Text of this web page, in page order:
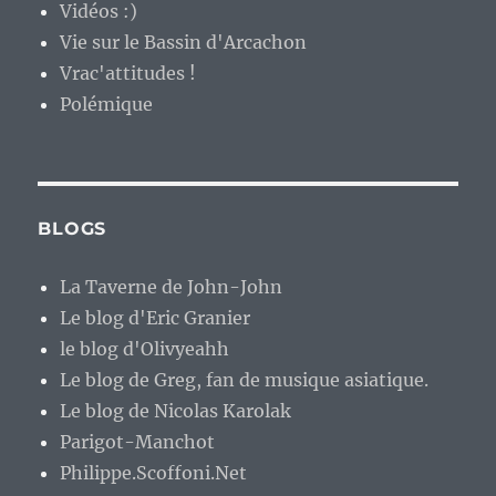
Vidéos :)
Vie sur le Bassin d'Arcachon
Vrac'attitudes !
Polémique
BLOGS
La Taverne de John-John
Le blog d'Eric Granier
le blog d'Olivyeahh
Le blog de Greg, fan de musique asiatique.
Le blog de Nicolas Karolak
Parigot-Manchot
Philippe.Scoffoni.Net